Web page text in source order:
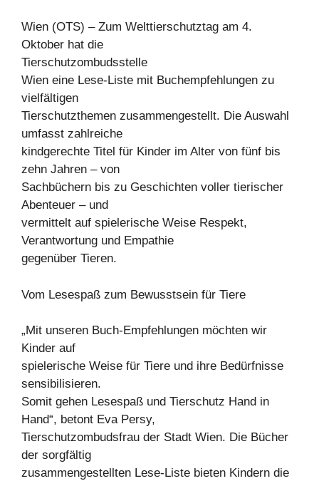
Wien (OTS) – Zum Welttierschutztag am 4.
Oktober hat die
Tierschutzombudsstelle
Wien eine Lese-Liste mit Buchempfehlungen zu
vielfältigen
Tierschutzthemen zusammengestellt. Die Auswahl
umfasst zahlreiche
kindgerechte Titel für Kinder im Alter von fünf bis
zehn Jahren – von
Sachbüchern bis zu Geschichten voller tierischer
Abenteuer – und
vermittelt auf spielerische Weise Respekt,
Verantwortung und Empathie
gegenüber Tieren.
Vom Lesespaß zum Bewusstsein für Tiere
„Mit unseren Buch-Empfehlungen möchten wir
Kinder auf
spielerische Weise für Tiere und ihre Bedürfnisse
sensibilisieren.
Somit gehen Lesespaß und Tierschutz Hand in
Hand“, betont Eva Persy,
Tierschutzombudsfrau der Stadt Wien. Die Bücher
der sorgfältig
zusammengestellten Lese-Liste bieten Kindern die